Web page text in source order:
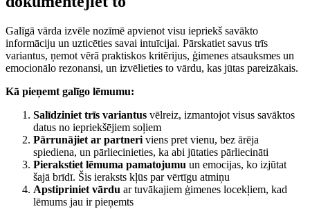
Galīgā vārda izvēle nozīmē apvienot visu iepriekš savākto
informāciju un uzticēties savai intuīcijai. Pārskatiet savus trīs
variantus, ņemot vērā praktiskos kritērijus, ģimenes atsauksmes un
emocionālo rezonansi, un izvēlieties to vārdu, kas jūtas pareizākais.
Kā pieņemt galīgo lēmumu:
Salīdziniet trīs variantus vēlreiz, izmantojot visus savāktos
datus no iepriekšējiem soļiem
Pārrunājiet ar partneri viens pret vienu, bez ārēja
spiediena, un pārliecinieties, ka abi jūtaties pārliecināti
Pierakstiet lēmuma pamatojumu un emocijas, ko izjūtat
šajā brīdī. Šis ieraksts kļūs par vērtīgu atmiņu
Apstipriniet vārdu ar tuvākajiem ģimenes locekļiem, kad
lēmums jau ir pieņemts